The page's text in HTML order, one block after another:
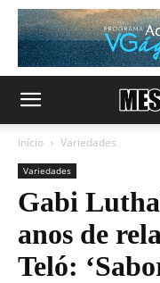
Início Variedades
Variedades
Gabi
anos de
Teló: